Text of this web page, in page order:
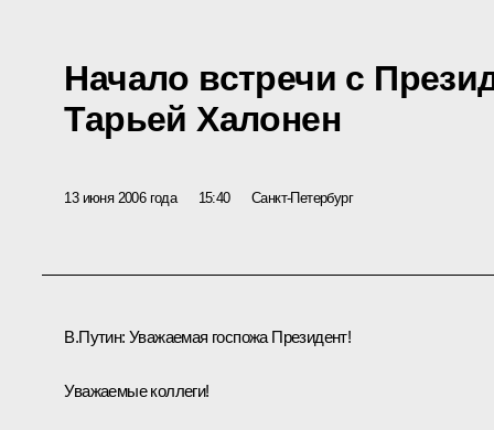
Начало встречи с
Тарьей Халонен
13 июня 2006 года 15:40 Санкт-Петербург
В.Путин: Уважаемая госпожа Президент!
Уважаемые коллеги!